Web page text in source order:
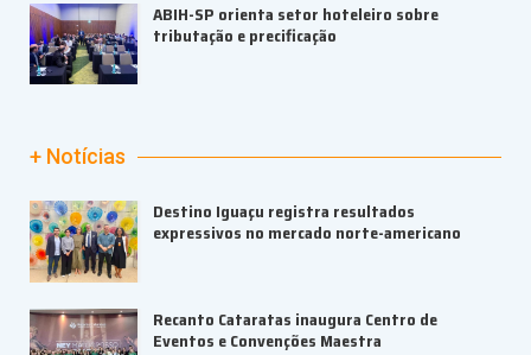
ABIH-SP orienta setor hoteleiro sobre
tributação e precificação
+ Notícias
Destino Iguaçu registra resultados
expressivos no mercado norte-americano
Recanto Cataratas inaugura Centro de
Eventos e Convenções Maestra